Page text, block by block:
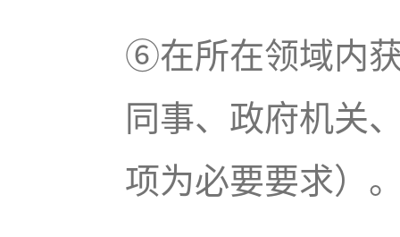
⑥在所在领域内
同事、政府机关
项为必要要求）